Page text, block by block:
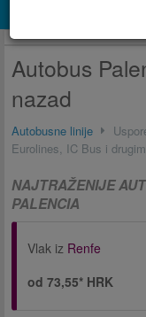
Potraži
Autobus
nazad
Autobusne linije
Eurolines, IC Bus i
NAJTRAŽENIJE
PALENCIA
Vlak iz Renfe
od 73,55* HRK